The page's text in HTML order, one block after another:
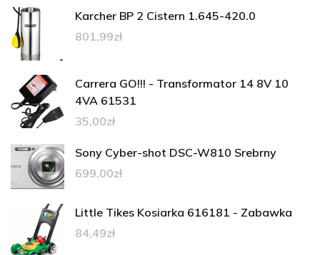
Karcher BP 2 Cistern 1.645-420.0
801,99zł
Carrera GO!!! - Transformator 14 8V 10
4VA 61531
35,00zł
Sony Cyber-shot DSC-W810 Srebrny
699,00zł
Little Tikes Kosiarka 616181 - Zabawka
84,49zł